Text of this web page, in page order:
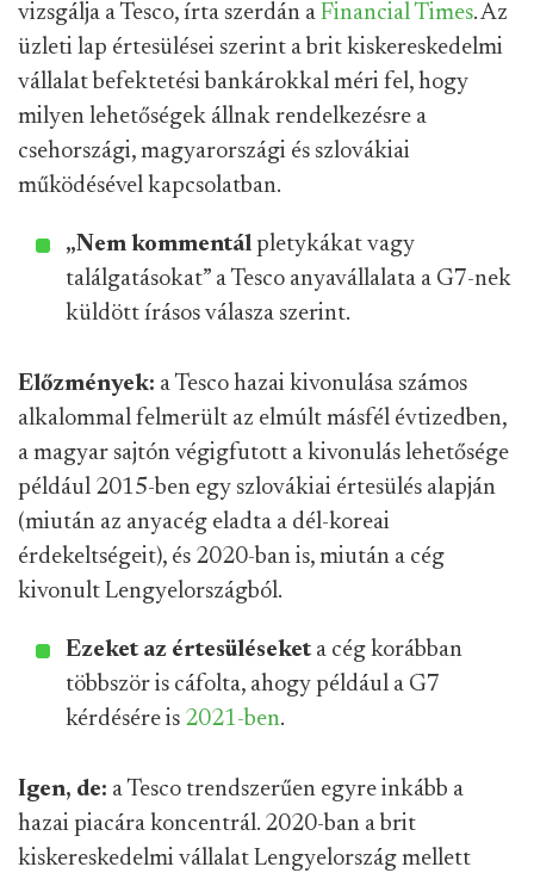
vizsgálja a Tesco, írta szerdán a Financial Times. Az
üzleti lap értesülései szerint a brit kiskereskedelmi
vállalat befektetési bankárokkal méri fel, hogy
milyen lehetőségek állnak rendelkezésre a
csehországi, magyarországi és szlovákiai
működésével kapcsolatban.
„Nem kommentál pletykákat vagy
találgatásokat” a Tesco anyavállalata a G7-nek
küldött írásos válasza szerint.
Előzmények: a Tesco hazai kivonulása számos
alkalommal felmerült az elmúlt másfél évtizedben,
a magyar sajtón végigfutott a kivonulás lehetősége
például 2015-ben egy szlovákiai értesülés alapján
(miután az anyacég eladta a dél-koreai
érdekeltségeit), és 2020-ban is, miután a cég
kivonult Lengyelországból.
Ezeket az értesüléseket a cég korábban
többször is cáfolta, ahogy például a G7
kérdésére is 2021-ben.
Igen, de: a Tesco trendszerűen egyre inkább a
hazai piacára koncentrál. 2020-ban a brit
kiskereskedelmi vállalat Lengyelország mellett